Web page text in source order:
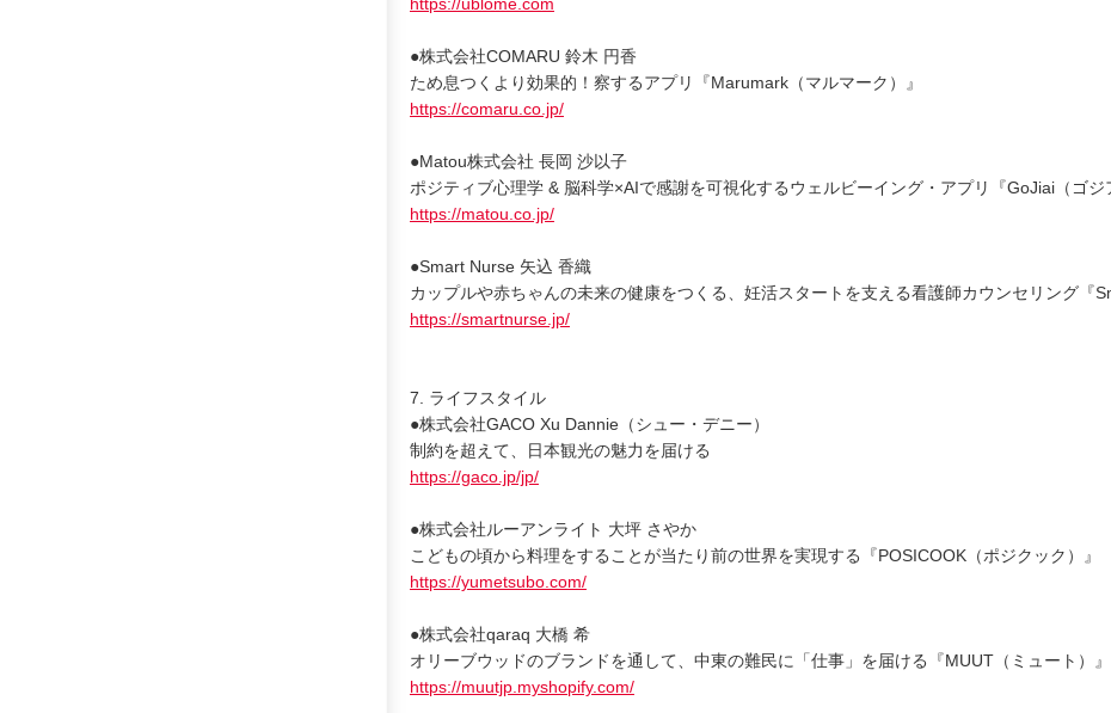
●株式会社COMARU 鈴木 円香
ため息つくより効果的！察するアプリ『Marumark（マルマーク）』
https://comaru.co.jp/
●Matou株式会社 長岡 沙以子
ポジティブ心理学 & 脳科学×AIで感謝を可視化するウェルビーイング・アプリ『GoJiai（ゴジ
https://matou.co.jp/
●Smart Nurse 矢込 香織
カップルや赤ちゃんの未来の健康をつくる、妊活スタートを支える看護師カウンセリング『
https://smartnurse.jp/
7. ライフスタイル
●株式会社GACO Xu Dannie（シュー・デニー）
制約を超えて、日本観光の魅力を届ける
https://gaco.jp/jp/
●株式会社ルーアンライト 大坪 さやか
こどもの頃から料理をすることが当たり前の世界を実現する『POSICOOK（ポジクック）』
https://yumetsubo.com/
●株式会社qaraq 大橋 希
オリーブウッドのブランドを通して、中東の難民に「仕事」を届ける『MUUT（ミュート）』
https://muutjp.myshopify.com/